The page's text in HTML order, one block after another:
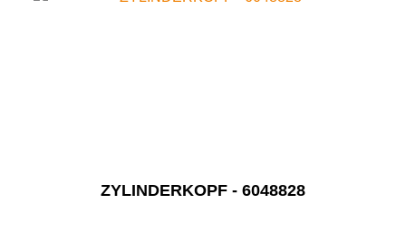
ZYLINDERKOPF - 6048828